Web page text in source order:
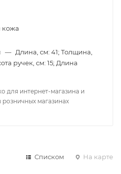
кожа
— Длина, см: 41; Толщина,
ручек, см: 15; Длина
для интернет-магазина и
розничных магазинах
Списком На карте